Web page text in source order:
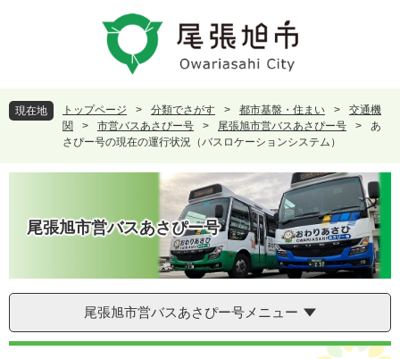
頭
で
飛
ば
現在地 トップページ > 分類でさがす > 都市基盤・住まい >
交通機
関
> 市営バスあさぴー号 > 尾張旭市営バスあさぴー号 >
あ
さぴー号の現在の運行状況（バスロケーションシステム）
尾張旭市営バスあさぴー号
尾張旭市営バスあさぴー号メニュー
本